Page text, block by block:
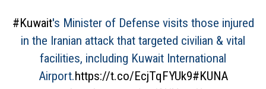
#Kuwait's Minister of Defense visits those injured
in the Iranian attack that targeted civilian & vital
facilities, including Kuwait International
Airport.https://t.co/EcjTqFYUk9#KUNA